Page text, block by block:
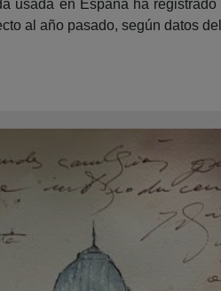
usada en España ha
al año pasado, según datos